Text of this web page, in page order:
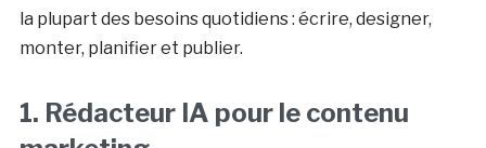
la plupart des besoins quotidiens : écrire, designer,
monter, planifier et publier.
1. Rédacteur IA pour le contenu